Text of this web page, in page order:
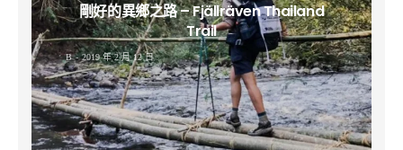
剛好的異鄉之路 – Fjällräven Thailand
Trail
B 2019 年 2 月 12 日